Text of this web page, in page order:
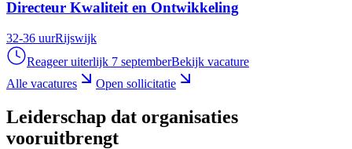
Directeur Kwaliteit en Ontwikkeling
32-36 uurRijswijk
Reageer uiterlijk 7 septemberBekijk vacature
Alle vacatures
Open sollicitatie
Leiderschap dat organisaties
vooruitbrengt